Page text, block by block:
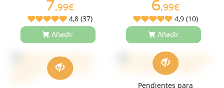
7,99€
4,8 (37)
Añadir
6,99€
4,9 (10)
Añadir
Pendientes para